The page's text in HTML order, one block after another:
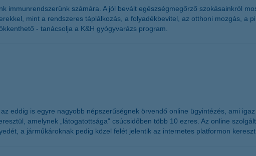
immunrendszerünk számára. A jól bevált egészségmegőrző szokásainkról
mint a rendszeres táplálkozás, a folyadékbevitel, az otthoni mozgás, a
- tanácsolja a K&H gyógyvarázs program.
eddig is egyre nagyobb népszerűségnek örvendő online ügyintézés, ami
amelynek „látogatottsága” csúcsidőben több 10 ezres. Az online
a járműkároknak pedig közel felét jelentik az internetes platformon